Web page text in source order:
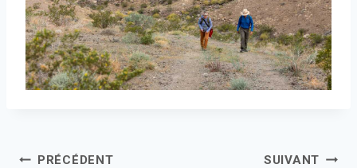
PRÉCÉDENT SUIVANT